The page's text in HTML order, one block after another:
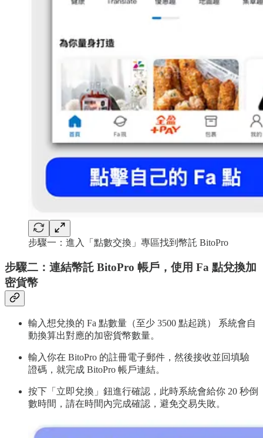
步驟一：進入「點數交換」專區找到幣託 BitoPro
步驟二：連結幣託 BitoPro 帳戶，使用 Fa 點兌換加
密貨幣
輸入想兌換的 Fa 點數量（至少 3500 點起跳） 系統會自
動換算出對應的加密貨幣數量。
輸入你在 BitoPro 的註冊電子郵件，然後接收並回填驗
證碼，就完成 BitoPro 帳戶連結。
按下「立即兌換」鈕進行確認，此時系統會給你 20 秒倒
數時間，請在時間內完成確認，避免交易失敗。